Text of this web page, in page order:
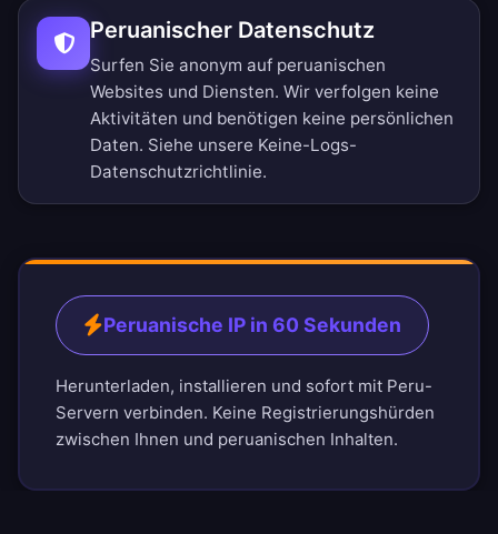
Peruanischer Datenschutz
Surfen Sie anonym auf peruanischen
Websites und Diensten. Wir verfolgen keine
Aktivitäten und benötigen keine persönlichen
Daten. Siehe unsere Keine-Logs-
Datenschutzrichtlinie.
Peruanische IP in 60 Sekunden
Herunterladen, installieren und sofort mit Peru-
Servern verbinden. Keine Registrierungshürden
zwischen Ihnen und peruanischen Inhalten.